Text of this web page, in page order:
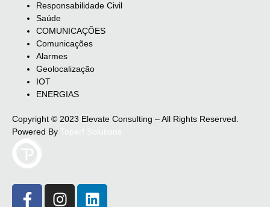
Responsabilidade Civil
Saúde
COMUNICAÇÕES
Comunicações
Alarmes
Geolocalização
IOT
ENERGIAS
Copyright © 2023 Elevate Consulting – All Rights Reserved.
Powered By